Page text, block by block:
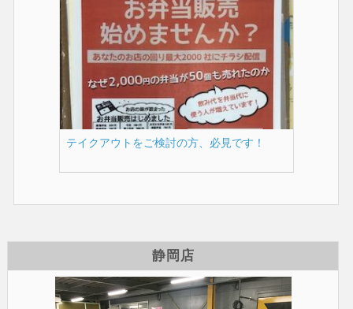
テイクアウトをご検討の方、必見です！
静岡店